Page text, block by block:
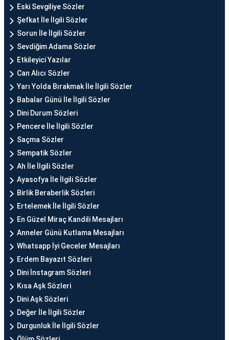
Eski Sevgiliye Sözler
Şefkat İle İlgili Sözler
Sorun İle İlgili Sözler
Sevdiğim Adama Sözler
Etkileyici Yazılar
Can Alıcı Sözler
Yarı Yolda Bırakmak İle İlgili Sözler
Babalar Günü İle İlgili Sözler
Dini Durum Sözleri
Pencere İle İlgili Sözler
Saçma Sözler
Sempatik Sözler
Ah İle İlgili Sözler
Ayasofya İle İlgili Sözler
Birlik Beraberlik Sözleri
Ertelemek İle İlgili Sözler
En Güzel Miraç Kandili Mesajları
Anneler Günü Kutlama Mesajları
Whatsapp İyi Geceler Mesajları
Erdem Bayazıt Sözleri
Dini İnstagram Sözleri
Kısa Aşk Sözleri
Dini Aşk Sözleri
Değer İle İlgili Sözler
Durgunluk İle İlgili Sözler